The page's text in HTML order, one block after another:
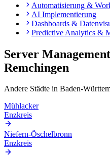
Automatisierung &
AI Implementierung
Dashboards &
Predictive Analytics &
Server Management
Remchingen
Andere Städte in Baden-
Mühlacker
Enzkreis
Niefern-Öschelbronn
Enzkreis